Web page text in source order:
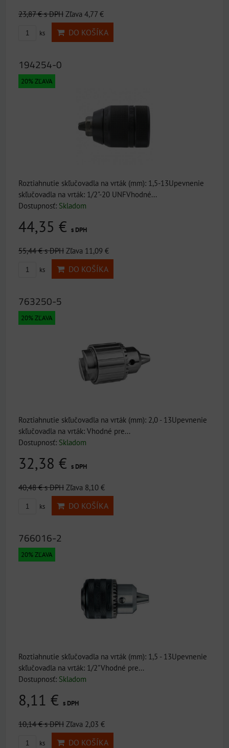
23,87 €s DPH Zľava 4,77 €
ks DO KOŠÍKA
194254-0
20% ZĽAVA
Roztiahnutie skľučovadla na vrták (mm): 1,5-13Upevnenie
skľučovadla na vrták: 1/2"-20 UNFVhodné...
Dostupnosť: Skladom
44,35 € s DPH
55,44 €s DPH Zľava 11,09 €
ks DO KOŠÍKA
763250-5
20% ZĽAVA
Roztiahnutie skľučovadla na vrták (mm): 2,0 - 13Upevnenie
skľučovadla na vrták: Vhodné pre...
Dostupnosť: Skladom
32,38 € s DPH
40,48 €s DPH Zľava 8,10 €
ks DO KOŠÍKA
766016-2
20% ZĽAVA
Roztiahnutie skľučovadla na vrták (mm): 1,5 - 13Upevnenie
skľučovadla na vrták: 1/2"Vhodné pre...
Dostupnosť: Skladom
8,11 € s DPH
10,14 €s DPH Zľava 2,03 €
ks DO KOŠÍKA